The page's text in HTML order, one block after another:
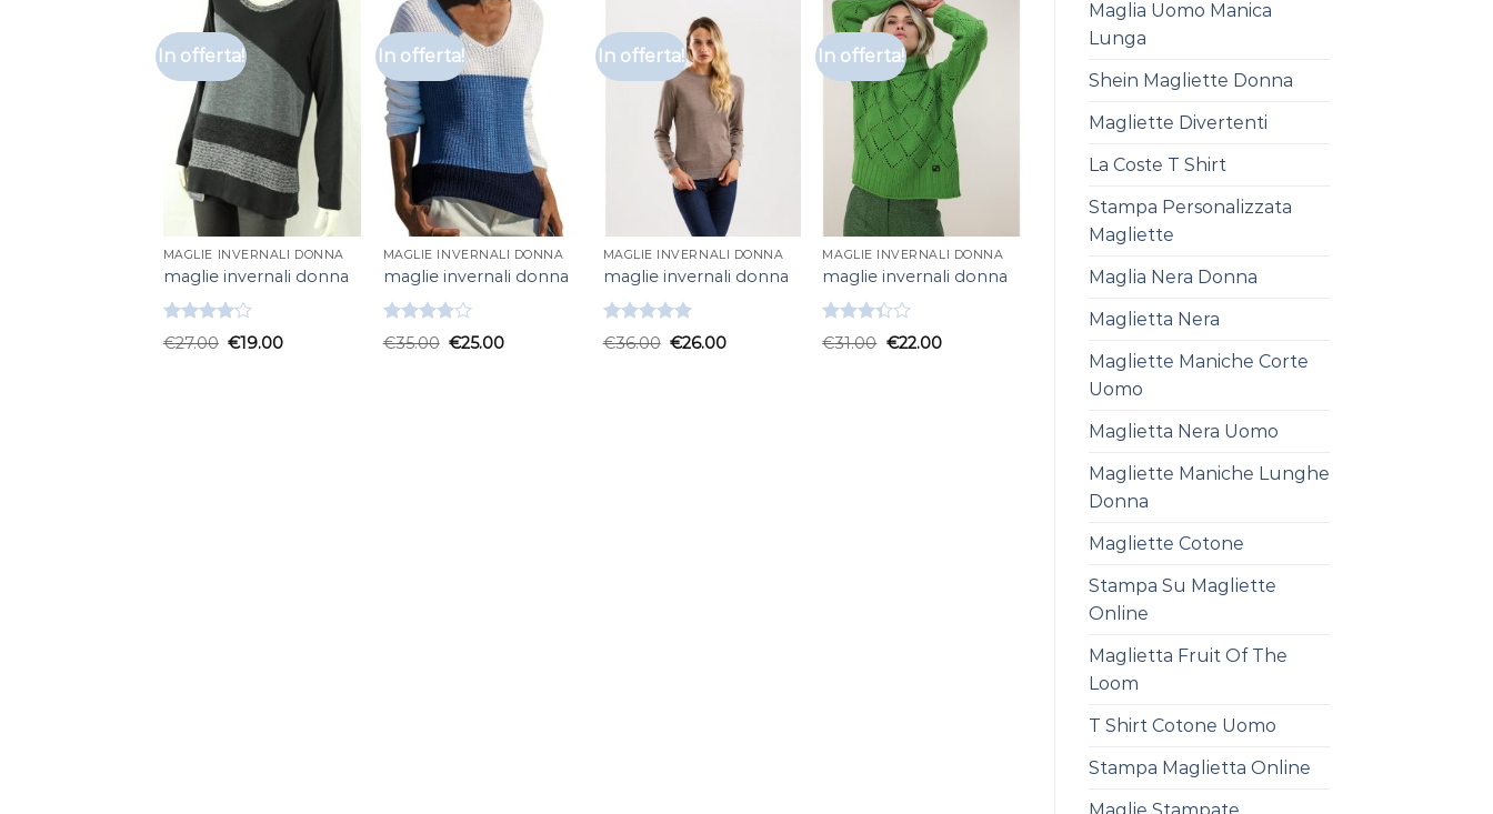
Maglia Uomo Manica
Lunga
Shein Magliette Donna
Magliette Divertenti
La Coste T Shirt
Stampa Personalizzata
Magliette
Maglia Nera Donna
Maglietta Nera
Magliette Maniche Corte
Uomo
Maglietta Nera Uomo
Magliette Maniche Lunghe
Donna
Magliette Cotone
Stampa Su Magliette
Online
Maglietta Fruit Of The
Loom
T Shirt Cotone Uomo
Stampa Maglietta Online
In offerta!
MAGLIE INVERNALI DONNA
maglie invernali donna
Valutato
4.00 su
€27.00 €19.00
In offerta!
MAGLIE INVERNALI DONNA
maglie invernali donna
Valutato
4.00su
€35.00 €25.00
In offerta!
MAGLIE INVERNALI DONNA
maglie invernali donna
Valutato
5.00su 5
€36.00 €26.00
In offerta!
MAGLIE INVERNALI DONNA
maglie invernali donna
Valutato
3.33 su
€31.00 €22.00